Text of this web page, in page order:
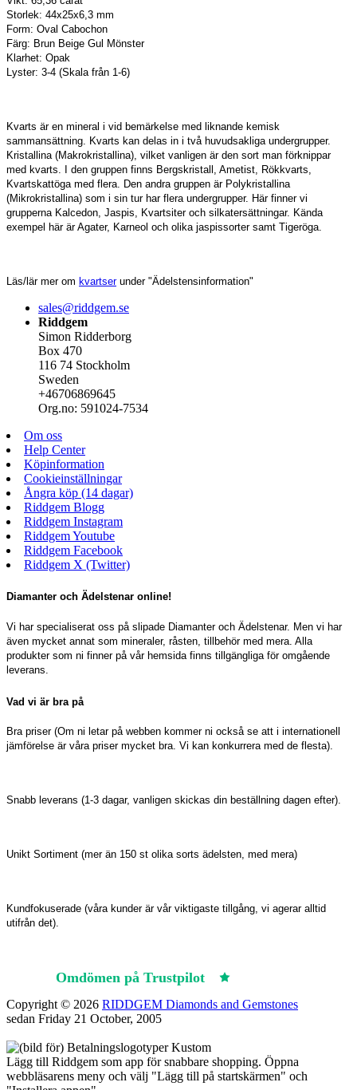
Storlek: 44x25x6,3 mm
Form: Oval Cabochon
Färg: Brun Beige Gul Mönster
Klarhet: Opak
Lyster: 3-4 (Skala från 1-6)
Kvarts är en mineral i vid bemärkelse med liknande kemisk
sammansättning. Kvarts kan delas in i två huvudsakliga undergrupper.
Kristallina (Makrokristallina), vilket vanligen är den sort man förknippar
med kvarts. I den gruppen finns Bergskristall, Ametist, Rökkvarts,
Kvartskattöga med flera. Den andra gruppen är Polykristallina
(Mikrokristallina) som i sin tur har flera undergrupper. Här finner vi
grupperna Kalcedon, Jaspis, Kvartsiter och silkatersättningar. Kända
exempel här är Agater, Karneol och olika jaspissorter samt Tigeröga.
Läs/lär mer om kvartserunder "Ädelstensinformation"
sales@riddgem.se
Riddgem
Simon Ridderborg
Box 470
116 74 Stockholm
Sweden
+46706869645
Org.no: 591024-7534
Om oss
Help Center
Köpinformation
Cookieinställningar
Ångra köp (14 dagar)
Riddgem Blogg
Riddgem Instagram
Riddgem Youtube
Riddgem Facebook
Riddgem X (Twitter)
Diamanter och Ädelstenar online!
Vi har specialiserat oss på slipade Diamanter och Ädelstenar. Men vi har
även mycket annat som mineraler, råsten, tillbehör med mera. Alla
produkter som ni finner på vår hemsida finns tillgängliga för omgående
leverans.
Vad vi är bra på
Bra priser (Om ni letar på webben kommer ni också se att i internationell
jämförelse är våra priser mycket bra. Vi kan konkurrera med de flesta).
Snabb leverans (1-3 dagar, vanligen skickas din beställning dagen efter).
Unikt Sortiment (mer än 150 st olika sorts ädelsten, med mera)
Kundfokuserade (våra kunder är vår viktigaste tillgång, vi agerar alltid
utifrån det).
Omdömen på Trustpilot
Copyright © 2026 RIDDGEM Diamonds and Gemstones
sedan Friday 21 October, 2005
Lägg till Riddgem som app för snabbare shopping. Öppna
webbläsarens meny och välj "Lägg till på startskärmen" och